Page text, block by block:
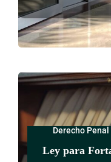
Derecho Penal
Ley para